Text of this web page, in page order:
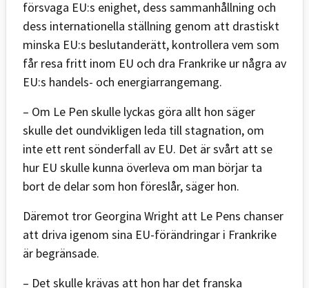
försvaga EU:s enighet, dess sammanhållning och
dess internationella ställning genom att drastiskt
minska EU:s beslutanderätt, kontrollera vem som
får resa fritt inom EU och dra Frankrike ur några av
EU:s handels- och energiarrangemang.
– Om Le Pen skulle lyckas göra allt hon säger
skulle det oundvikligen leda till stagnation, om
inte ett rent sönderfall av EU. Det är svårt att se
hur EU skulle kunna överleva om man börjar ta
bort de delar som hon föreslår, säger hon.
Däremot tror Georgina Wright att Le Pens chanser
att driva igenom sina EU-förändringar i Frankrike
är begränsade.
– Det skulle krävas att hon har det franska